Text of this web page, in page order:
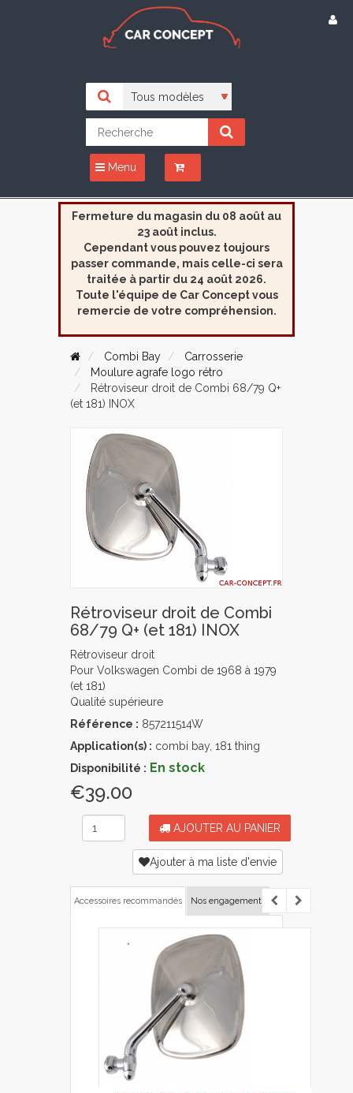
Menu
Fermeture du magasin du 08 août au
23 août inclus.
Cependant vous pouvez toujours
passer commande, mais celle-ci sera
traitée à partir du 24 août 2026.
Toute l'équipe de Car Concept vous
remercie de votre compréhension.
Combi Bay
Carrosserie
Moulure agrafe logo rétro
Rétroviseur droit de Combi 68/79 Q+
(et 181) INOX
Rétroviseur droit de Combi
68/79 Q+ (et 181) INOX
Rétroviseur droit
Pour Volkswagen Combi de 1968 à 1979
(et 181)
Qualité supérieure
Référence : 857211514W
Application(s) : combi bay, 181 thing
Disponibilité : En stock
€39.00
AJOUTER AU PANIER
Ajouter à ma liste d'envie
Accessoires recommandés Nos engagements